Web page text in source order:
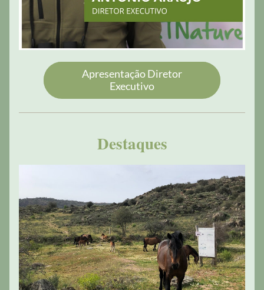
Apresentação Diretor
Executivo
Destaques